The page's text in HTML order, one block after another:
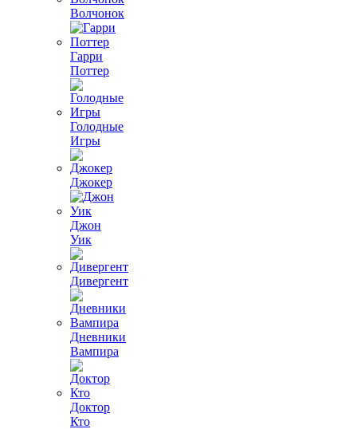
Волчонок
Гарри
Поттер
Голодные
Игры
Джокер
Джон
Уик
Дивергент
Дневники
Вампира
Доктор
Кто